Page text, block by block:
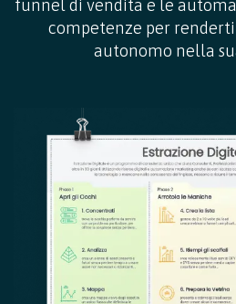
funnel di vendita e le
competenze per
autonomo nella